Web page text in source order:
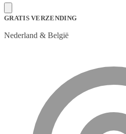
GRATIS VERZENDING
Nederland & België